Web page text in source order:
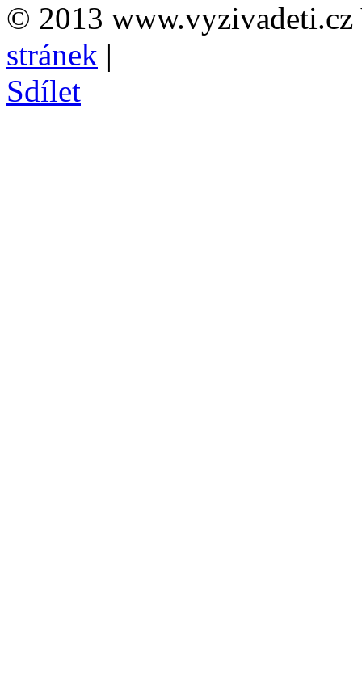
© 2013 www.vyzivadeti.cz
stránek |
Sdílet